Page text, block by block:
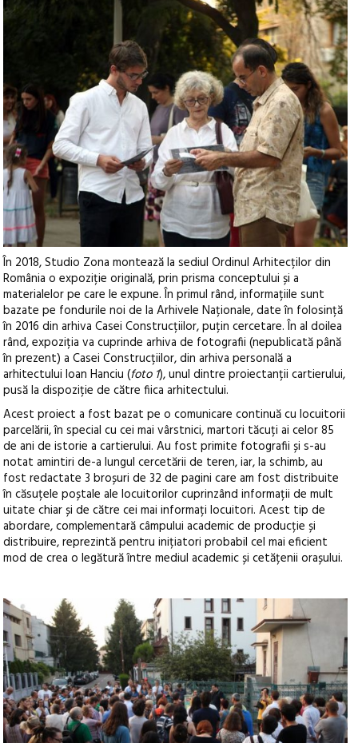
În 2018, Studio Zona montează la sediul Ordinul Arhitecților din
România o expoziție originală, prin prisma conceptului și a
materialelor pe care le expune. În primul rând, informațiile sunt
bazate pe fondurile noi de la Arhivele Naționale, date în folosință
în 2016 din arhiva Casei Construcțiilor, puțin cercetare. În al doilea
rând, expoziția va cuprinde arhiva de fotografii (nepublicată până
în prezent) a Casei Construcțiilor, din arhiva personală a
arhitectului Ioan Hanciu (foto 1), unul dintre proiectanții cartierului,
pusă la dispoziție de către fiica arhitectului.
Acest proiect a fost bazat pe o comunicare continuă cu locuitorii
parcelării, în special cu cei mai vârstnici, martori tăcuți ai celor 85
de ani de istorie a cartierului. Au fost primite fotografii și s-au
notat amintiri de-a lungul cercetării de teren, iar, la schimb, au
fost redactate 3 broșuri de 32 de pagini care am fost distribuite
în căsuțele poștale ale locuitorilor cuprinzând informații de mult
uitate chiar și de către cei mai informați locuitori. Acest tip de
abordare, complementară câmpului academic de producție și
distribuire, reprezintă pentru inițiatori probabil cel mai eficient
mod de crea o legătură între mediul academic și cetățenii orașului.